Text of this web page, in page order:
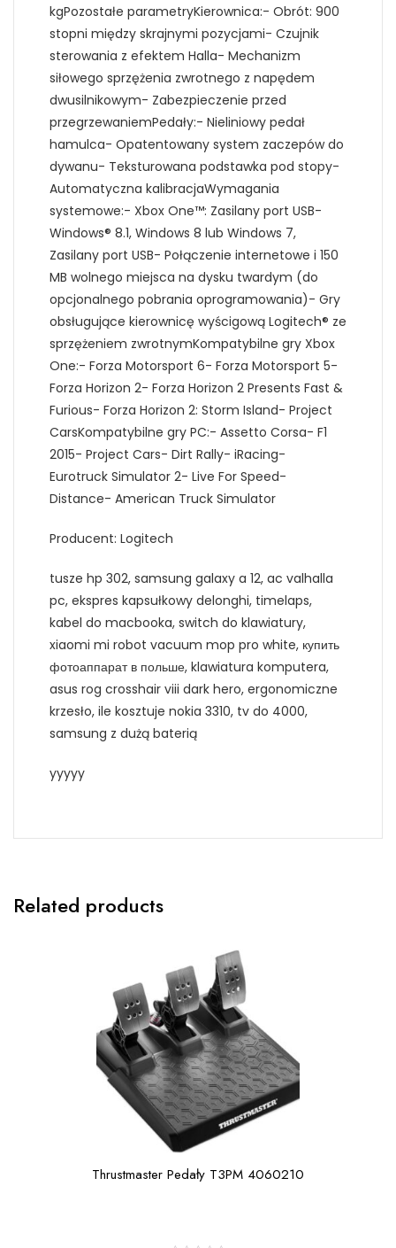
kgPozostałe parametryKierownica:- Obrót: 900
stopni między skrajnymi pozycjami- Czujnik
sterowania z efektem Halla- Mechanizm
siłowego sprzężenia zwrotnego z napędem
dwusilnikowym- Zabezpieczenie przed
przegrzewaniemPedały:- Nieliniowy pedał
hamulca- Opatentowany system zaczepów do
dywanu- Teksturowana podstawka pod stopy-
Automatyczna kalibracjaWymagania
systemowe:- Xbox One™: Zasilany port USB-
Windows® 8.1, Windows 8 lub Windows 7,
Zasilany port USB- Połączenie internetowe i 150
MB wolnego miejsca na dysku twardym (do
opcjonalnego pobrania oprogramowania)- Gry
obsługujące kierownicę wyścigową Logitech® ze
sprzężeniem zwrotnymKompatybilne gry Xbox
One:- Forza Motorsport 6- Forza Motorsport 5-
Forza Horizon 2- Forza Horizon 2 Presents Fast &
Furious- Forza Horizon 2: Storm Island- Project
CarsKompatybilne gry PC:- Assetto Corsa- F1
2015- Project Cars- Dirt Rally- iRacing-
Eurotruck Simulator 2- Live For Speed-
Distance- American Truck Simulator
Producent: Logitech
tusze hp 302, samsung galaxy a 12, ac valhalla
pc, ekspres kapsułkowy delonghi, timelaps,
kabel do macbooka, switch do klawiatury,
xiaomi mi robot vacuum mop pro white, купить
фотоаппарат в польше, klawiatura komputera,
asus rog crosshair viii dark hero, ergonomiczne
krzesło, ile kosztuje nokia 3310, tv do 4000,
samsung z dużą baterią
yyyyy
Related products
Thrustmaster Pedały T3PM 4060210